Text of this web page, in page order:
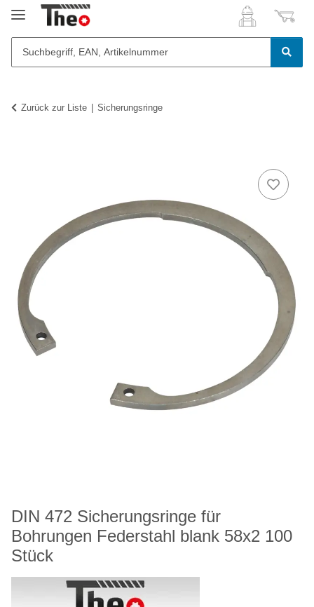
Zurück zur Liste Sicherungsringe
DIN 472 Sicherungsringe für
Bohrungen Federstahl blank 58x2 100
Stück